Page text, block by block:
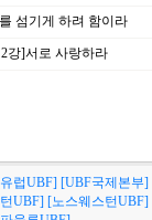
섬기게 하려 함이라
강]서로 사랑하라
럽UBF] [UBF국제본부]
UBF] [노스웨스턴UBF]